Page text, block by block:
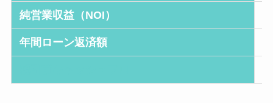
純営業収益（NOI）
年間ローン返済額